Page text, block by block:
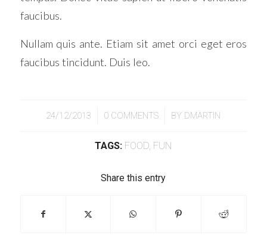
faucibus.
Nullam quis ante. Etiam sit amet orci eget eros
faucibus tincidunt. Duis leo.
24/12/2013
/ 0 COMMENTS
/ BY DMARTIN
TAGS: FOOD, FUN
Share this entry